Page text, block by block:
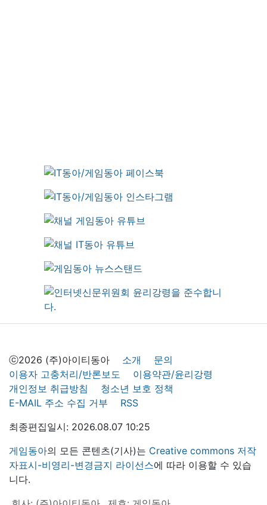
ⓒ2026 (주)아이티동아 소개
문의
이용자 고충처리/반론보도
이용약관/윤리강령
개인정보 취급방침
청소년 보호 정책
E-MAIL 주소 수집 거부
RSS
최종편집일시: 2026.08.07 10:25
게임동아의 모든 콘텐츠(기사)는 Creative commons 저작
자표시-비영리-변경금지 라이선스에 따라 이용할 수 있습
니다.